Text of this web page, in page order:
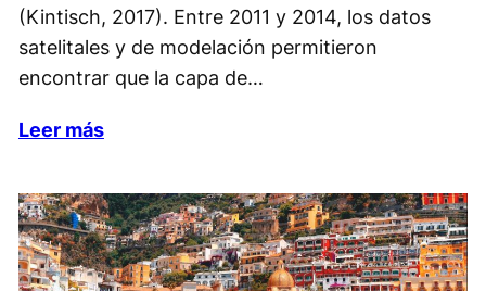
(Kintisch, 2017). Entre 2011 y 2014, los datos
satelitales y de modelación permitieron
encontrar que la capa de…
Leer más